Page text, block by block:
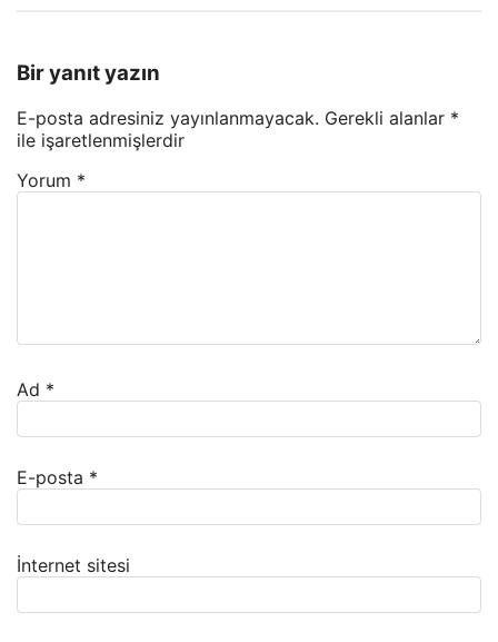
Bir yanıt yazın
E-posta adresiniz yayınlanmayacak. Gerekli alanlar *
ile işaretlenmişlerdir
Yorum *
Ad *
E-posta *
İnternet sitesi